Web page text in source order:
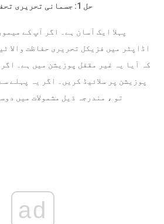
حل 1: جسمانی تحریری تحفظ والے ٹیب کو چیک کریں
پہلا ایک آسان ہے۔ اگر آپ کے
اڈاپٹر میں فزیکل تحریری حفاظت والا
کہ آیا یہ غیر مقفل پوزیشن میں ہے۔
پوزیشن پر سلائیڈ کریں۔ اگر یہ پہلے
تو ، مندرجہ ذیل مشمولات میں
ad